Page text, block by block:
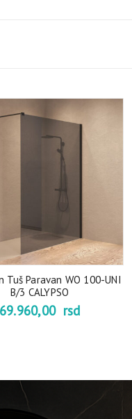
Tuš Paravan WO 100-UNI
B/3 CALYPSO
69.960,00 rsd